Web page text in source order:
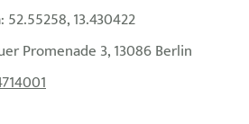
: 52.55258, 13.430422
Promenade 3, 13086 Berlin